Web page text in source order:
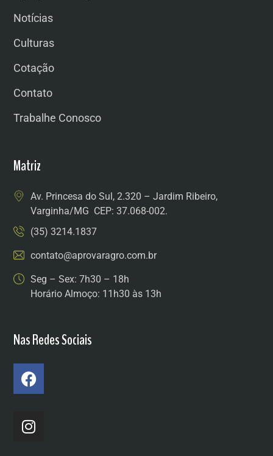
Notícias
Culturas
Cotação
Contato
Trabalhe Conosco
Matriz
Av. Princesa do Sul, 2.320 – Jardim Ribeiro,
Varginha/MG CEP: 37.068-002.
(35) 3214.1837
contato@aprovaragro.com.br
Seg – Sex: 7h30 – 18h
Horário Almoço: 11h30 às 13h
Nas Redes Sociais